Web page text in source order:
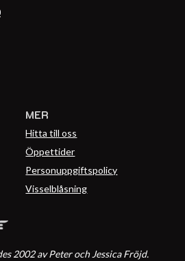
2002 av Peter och Jessica Fröjd.
MER
Hitta till oss
Öppettider
Personuppgiftspolicy
Visselblåsning